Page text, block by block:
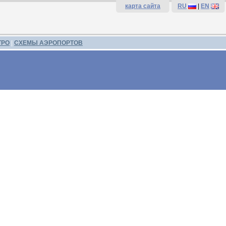
карта сайта RU EN
СХЕМЫ АЭРОПОРТОВ